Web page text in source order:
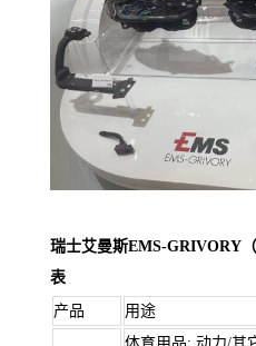
瑞士艾曼斯EMS-GRIVORY
表
产品
用途